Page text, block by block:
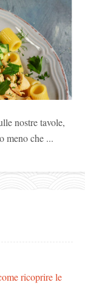
nostre tavole,
meno che ...
ricoprire le